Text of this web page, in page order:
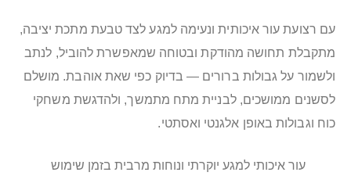
עם רצועת עור איכותית ונעימה למגע לצד טבעת מתכת יציבה,
מתקבלת תחושה מהודקת ובטוחה שמאפשרת להוביל, לנתב
ולשמור על גבולות ברורים — בדיוק כפי שאת אוהבת. מושלם
לסשנים ממושכים, לבניית מתח מתמשך, ולהדגשת משחקי
כוח וגבולות באופן אלגנטי ואסתטי.
עור איכותי למגע יוקרתי ונוחות מרבית בזמן שימוש